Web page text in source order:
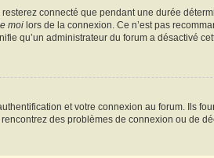
connecté que pendant une durée
moi lors de la connexion. Ce n’est pas
qu’un administrateur du forum a désactivé
et votre connexion au forum. Ils
des problèmes de connexion ou de